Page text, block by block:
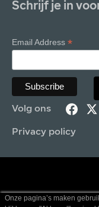
Schrijf je in
Email Address*
Volg ons
Privacy policy
Onze pagina’s maken